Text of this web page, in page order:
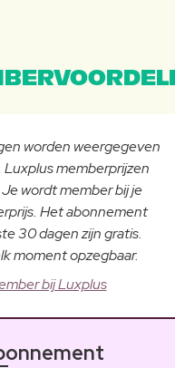
worden weergegeven
memberprijzen
wordt member bij je
Het abonnement
30 dagen zijn gratis.
moment opzegbaar.
bij Luxplus